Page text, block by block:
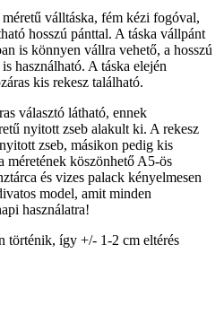
válltáska, fém kézi fogóval,
hosszú pánttal. A táska vállpánt
is könnyen vállra vehető, a hosszú
használható. A táska elején
kis rekesz található.
választó látható, ennek
nyitott zseb alakult ki. A rekesz
zseb, másikon pedig kis
méretének köszönhető A5-ös
és vizes palack kényelmesen
model, amit minden
használatra!
történik, így +/- 1-2 cm eltérés